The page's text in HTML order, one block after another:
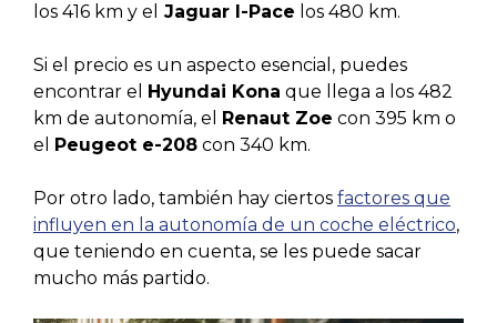
los 416 km y el Jaguar I-Pace los 480 km.
Si el precio es un aspecto esencial, puedes
encontrar el Hyundai Kona que llega a los 482
km de autonomía, el Renaut Zoe con 395 km o
el Peugeot e-208 con 340 km.
Por otro lado, también hay ciertos factores que
influyen en la autonomía de un coche eléctrico,
que teniendo en cuenta, se les puede sacar
mucho más partido.